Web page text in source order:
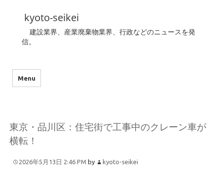
kyoto-seikei
建設業界、産業廃棄物業界、行政などのニュースを発
信。
Menu
東京・品川区：住宅街で工事中のクレーン車が
横転！
2026年5月13日 2:46 PM by kyoto-seikei